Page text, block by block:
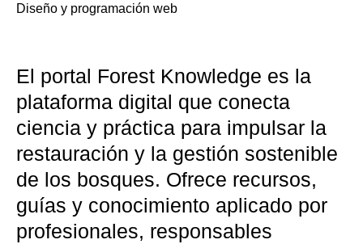
Diseño y programación web
El portal Forest Knowledge es la
plataforma digital que conecta
ciencia y práctica para impulsar la
restauración y la gestión sostenible
de los bosques. Ofrece recursos,
guías y conocimiento aplicado por
profesionales, responsables